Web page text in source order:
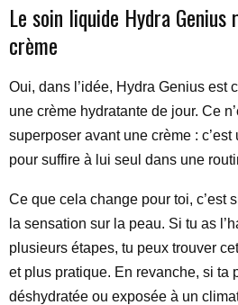
Le soin liquide Hydra
crème
Oui, dans l’idée, Hydra Genius est
une crème hydratante de jour. Ce
superposer avant une crème :
pour suffire à lui seul dans une
Ce que cela change pour toi, c’est
la sensation sur la peau. Si tu as
plusieurs étapes, tu peux trouver
et plus pratique. En revanche, si ta
déshydratée ou exposée à un